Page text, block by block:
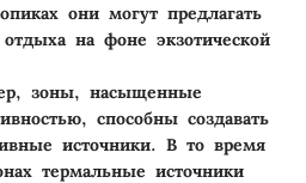
они могут предлагать
на фоне экзотической
зоны, насыщенные
способны создавать
источники. В то время
термальные источники